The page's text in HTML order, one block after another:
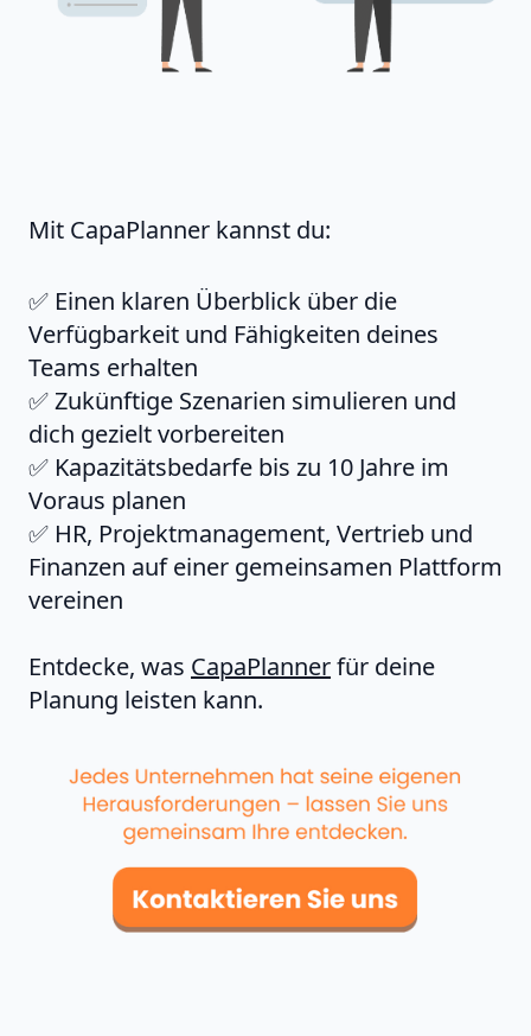
Mit CapaPlanner kannst du:
✅ Einen klaren Überblick über die
Verfügbarkeit und Fähigkeiten deines
Teams erhalten
✅ Zukünftige Szenarien simulieren und
dich gezielt vorbereiten
✅ Kapazitätsbedarfe bis zu 10 Jahre im
Voraus planen
✅ HR, Projektmanagement, Vertrieb und
Finanzen auf einer gemeinsamen Plattform
vereinen
Entdecke, was CapaPlannerfür deine
Planung leisten kann.